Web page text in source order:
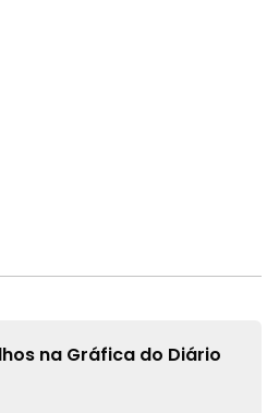
na Gráfica do Diário